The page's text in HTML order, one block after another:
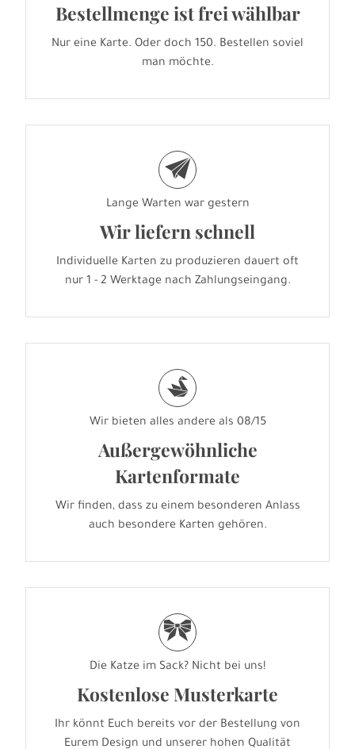
Bestellmenge ist frei wählbar
Nur eine Karte. Oder doch 150. Bestellen soviel
man möchte.
e
Lange Warten war gestern
Wir liefern schnell
Individuelle Karten zu produzieren dauert oft
nur 1 - 2 Werktage nach Zahlungseingang.
s
Wir bieten alles andere als 08/15
Außergewöhnliche
Kartenformate
Wir finden, dass zu einem besonderen Anlass
auch besondere Karten gehören.
r
Die Katze im Sack? Nicht bei uns!
Kostenlose Musterkarte
Ihr könnt Euch bereits vor der Bestellung von
Eurem Design und unserer hohen Qualität